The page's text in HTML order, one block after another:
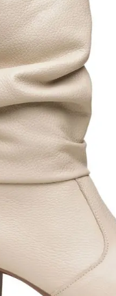
5º
bota
6º
mocassim
7º
sandalia
8º
chinelo
9º
couro
sandalia